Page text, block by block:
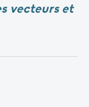
vecteurs et